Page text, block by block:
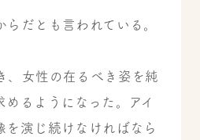
らだとも言われている。
、女性の在るべき姿を純
めるようになった。アイ
を演じ続けなければなら